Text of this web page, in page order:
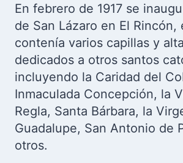
En febrero de 1917 se
de San Lázaro en El Rincón,
contenía varios capillas y
dedicados a otros santos
incluyendo la Caridad del
Inmaculada Concepción, la
Regla, Santa Bárbara, la
Guadalupe, San Antonio de
otros.